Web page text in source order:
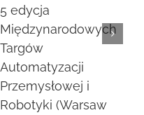
5 edycja
Międzynarodowych
Targów
Automatyzacji
Przemysłowej i
Robotyki (Warsaw